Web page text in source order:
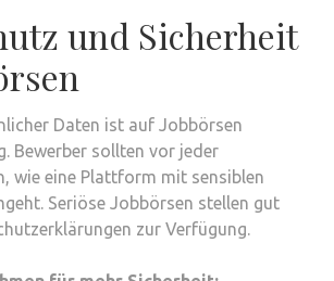
und Sicherheit
Daten ist auf Jobbörsen
Bewerber sollten vor jeder
wie eine Plattform mit sensiblen
Seriöse Jobbörsen stellen gut
zur Verfügung.